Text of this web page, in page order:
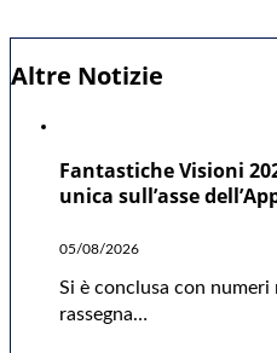
Altre Notizie
Fantastiche Visioni
unica sull’asse
05/08/2026
Si è conclusa con
rassegna…